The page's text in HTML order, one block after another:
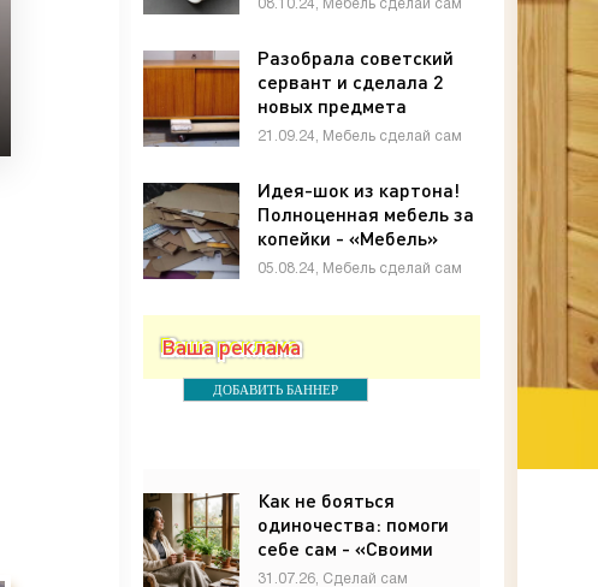
08.10.24, Мебель сделай сам
Разобрала советский
сервант и сделала 2
новых предмета
мебели! Никакой магии,
21.09.24, Мебель сделай сам
Идея-шок из картона!
Полноценная мебель за
копейки - «Мебель»
05.08.24, Мебель сделай сам
Ваша реклама
ДОБАВИТЬ БАННЕР
Как не бояться
одиночества: помоги
себе сам - «Своими
руками»
31.07.26, Сделай сам